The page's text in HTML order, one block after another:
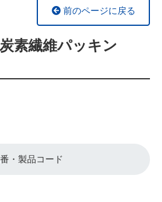
前のページに戻る
素繊維パッキン
・製品コード